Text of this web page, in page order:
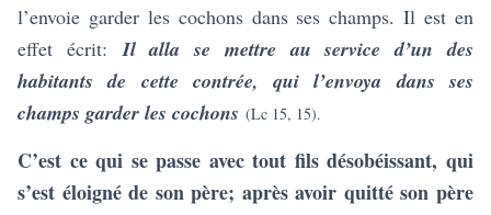
l’envoie garder les cochons dans ses champs. Il est en
effet écrit:Il alla se mettre au service d’un des
habitants de cette contrée, qui l’envoya dans ses
champs garder les cochons (Lc 15, 15).
C’est ce qui se passe avec tout fils désobéissant, qui
s’est éloigné de son père; après avoir quitté son père